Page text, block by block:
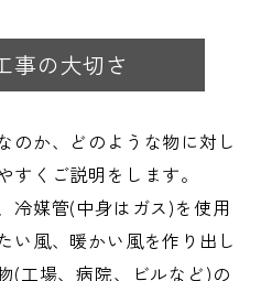
事の大切さ
のか、どのような物に対し
くご説明をします。
冷媒管(中身はガス)を使用
い風、暖かい風を作り出し
(工場、病院、ビルなど)の